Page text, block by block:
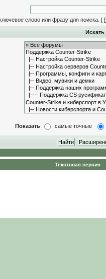
слово или фразу для поиска. [
Искать
Показать самые точные
Текстовая версия